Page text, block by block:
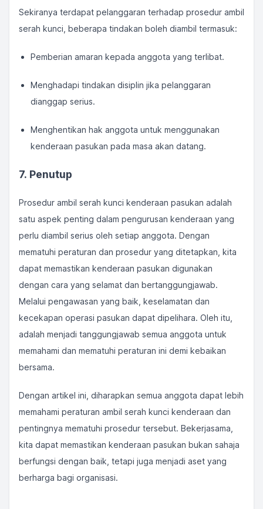
Sekiranya terdapat pelanggaran terhadap prosedur ambil
serah kunci, beberapa tindakan boleh diambil termasuk:
Pemberian amaran kepada anggota yang terlibat.
Menghadapi tindakan disiplin jika pelanggaran
dianggap serius.
Menghentikan hak anggota untuk menggunakan
kenderaan pasukan pada masa akan datang.
7. Penutup
Prosedur ambil serah kunci kenderaan pasukan adalah
satu aspek penting dalam pengurusan kenderaan yang
perlu diambil serius oleh setiap anggota. Dengan
mematuhi peraturan dan prosedur yang ditetapkan, kita
dapat memastikan kenderaan pasukan digunakan
dengan cara yang selamat dan bertanggungjawab.
Melalui pengawasan yang baik, keselamatan dan
kecekapan operasi pasukan dapat dipelihara. Oleh itu,
adalah menjadi tanggungjawab semua anggota untuk
memahami dan mematuhi peraturan ini demi kebaikan
bersama.
Dengan artikel ini, diharapkan semua anggota dapat lebih
memahami peraturan ambil serah kunci kenderaan dan
pentingnya mematuhi prosedur tersebut. Bekerjasama,
kita dapat memastikan kenderaan pasukan bukan sahaja
berfungsi dengan baik, tetapi juga menjadi aset yang
berharga bagi organisasi.